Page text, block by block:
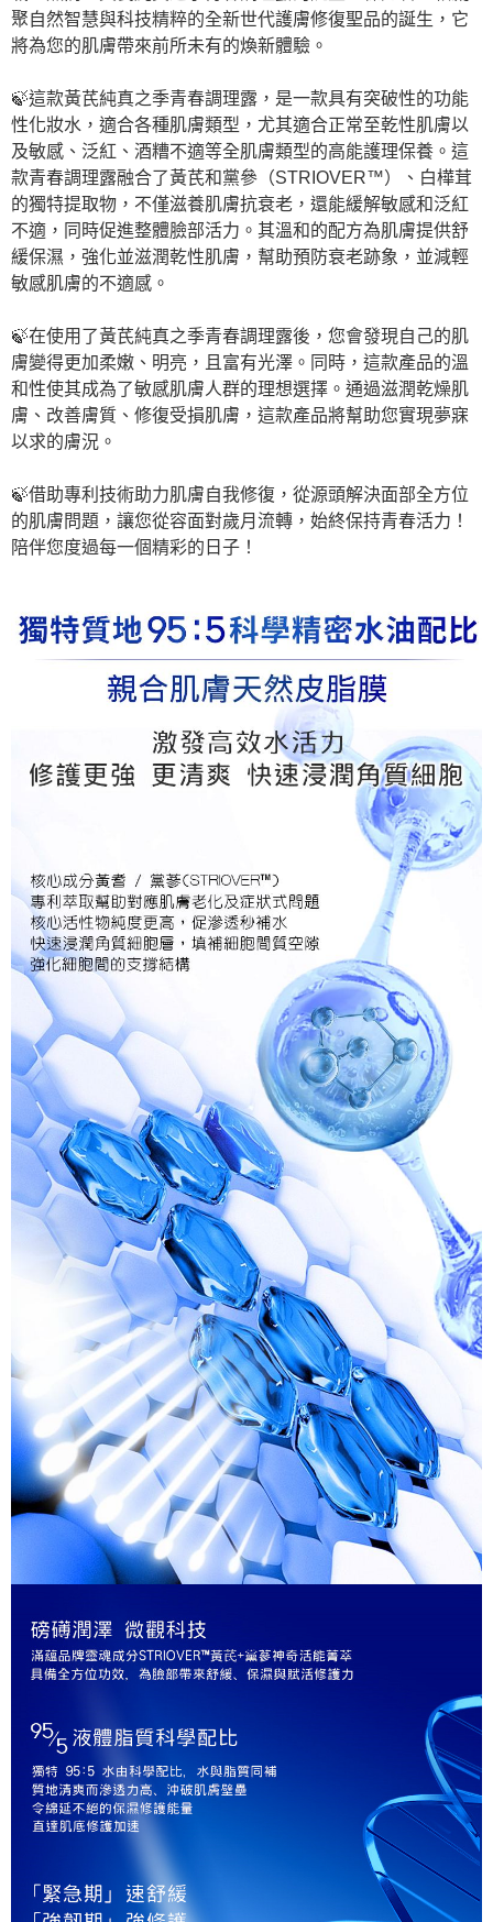
聚自然智慧與科技精粹的全新世代護膚修復聖品的誕生，它
將為您的肌膚帶來前所未有的煥新體驗。
🍃這款黃芪純真之季青春調理露，是一款具有突破性的功能
性化妝水，適合各種肌膚類型，尤其適合正常至乾性肌膚以
及敏感、泛紅、酒糟不適等全肌膚類型的高能護理保養。這
款青春調理露融合了黃芪和黨參（STRIOVER™）、白樺茸
的獨特提取物，不僅滋養肌膚抗衰老，還能緩解敏感和泛紅
不適，同時促進整體臉部活力。其溫和的配方為肌膚提供舒
緩保濕，強化並滋潤乾性肌膚，幫助預防衰老跡象，並減輕
敏感肌膚的不適感。
🍃在使用了黃芪純真之季青春調理露後，您會發現自己的肌
膚變得更加柔嫩、明亮，且富有光澤。同時，這款產品的溫
和性使其成為了敏感肌膚人群的理想選擇。通過滋潤乾燥肌
膚、改善膚質、修復受損肌膚，這款產品將幫助您實現夢寐
以求的膚況。
🍃借助專利技術助力肌膚自我修復，從源頭解決面部全方位
的肌膚問題，讓您從容面對歲月流轉，始終保持青春活力！
陪伴您度過每一個精彩的日子！